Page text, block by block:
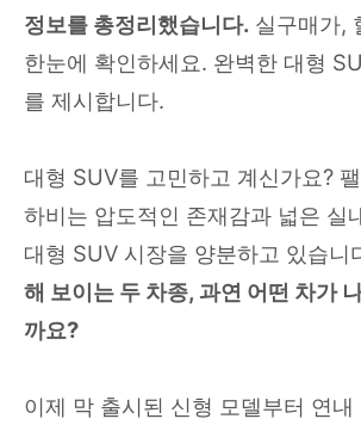
정보를 총정리했습니다. 실구매가,
한눈에 확인하세요. 완벽한 대형
를 제시합니다.
대형 SUV를 고민하고 계신가요?
하비는 압도적인 존재감과 넓은 실
대형 SUV 시장을 양분하고 있습니
해 보이는 두 차종, 과연 어떤 차가
까요?
이제 막 출시된 신형 모델부터 연